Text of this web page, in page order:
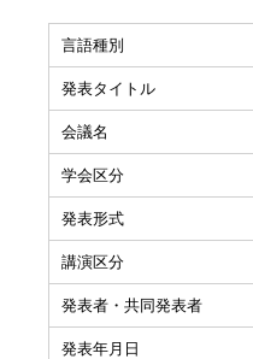
言語種別
発表タイトル
会議名
学会区分
発表形式
講演区分
発表者・共同発表者
発表年月日